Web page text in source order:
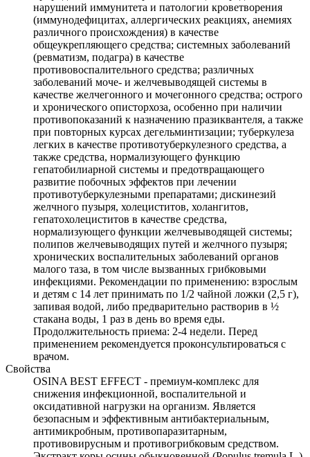
нарушений иммунитета и патологии кроветворения
(иммунодефицитах, аллергических реакциях, анемиях
различного происхождения) в качестве
общеукрепляющего средства; системных заболеваний
(ревматизм, подагра) в качестве
противовоспалительного средства; различных
заболеваний моче- и желчевыводящей системы в
качестве желчегонного и мочегонного средства; острого
и хронического описторхоза, особенно при наличии
противопоказаний к назначению празиквантеля, а также
при повторных курсах дегельминтизации; туберкулеза
легких в качестве противотуберкулезного средства, а
также средства, нормализующего функцию
гепатобилиарной системы и предотвращающего
развитие побочных эффектов при лечении
противотуберкулезными препаратами; дискинезий
желчного пузыря, холециститов, холангитов,
гепатохолециститов в качестве средства,
нормализующего функции желчевыводящей системы;
полипов желчевыводящих путей и желчного пузыря;
хронических воспалительных заболеваний органов
малого таза, в том числе вызванных грибковыми
инфекциями. Рекомендации по применению: взрослым
и детям с 14 лет принимать по 1/2 чайной ложки (2,5 г),
запивая водой, либо предварительно растворив в ½
стакана воды, 1 раз в день во время еды.
Продолжительность приема: 2-4 недели. Перед
применением рекомендуется проконсультироваться с
врачом.
Свойства
OSINA BEST EFFECT - премиум-комплекс для
снижения инфекционной, воспалительной и
оксидативной нагрузки на организм. Является
безопасным и эффективным антибактериальным,
антимикробным, противопаразитарным,
противовирусным и противогрибковым средством.